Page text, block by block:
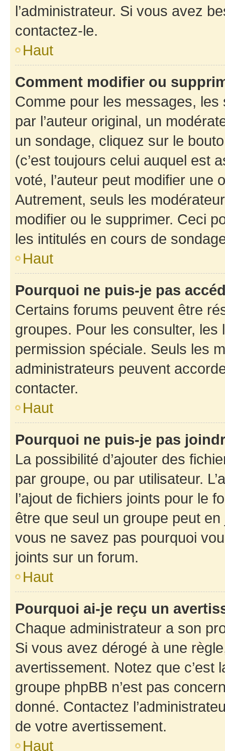
l’administrateur. Si vous avez
contactez-le.
Haut
Comment modifier ou
Comme pour les messages,
par l’auteur original, un
un sondage, cliquez sur le
(c’est toujours celui auquel est
voté, l’auteur peut modifier une
Autrement, seuls les
modifier ou le supprimer. Ceci
les intitulés en cours de
Haut
Pourquoi ne puis-je pas
Certains forums peuvent être
groupes. Pour les consulter,
permission spéciale. Seuls les
administrateurs peuvent
contacter.
Haut
Pourquoi ne puis-je pas
La possibilité d’ajouter des
par groupe, ou par utilisateur.
l’ajout de fichiers joints pour le
être que seul un groupe peut
vous ne savez pas pourquoi
joints sur un forum.
Haut
Pourquoi ai-je reçu un
Chaque administrateur a son
Si vous avez dérogé à une
avertissement. Notez que c’est
groupe phpBB n’est pas
donné. Contactez
de votre avertissement.
Haut